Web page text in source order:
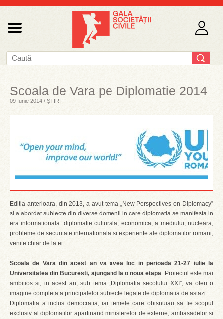
Scoala de Vara pe Diplomatie 2014
09 Iunie 2014 / ȘTIRI
Editia anterioara, din 2013, a avut tema „New Perspectives on Diplomacy”
si a abordat subiecte din diverse domenii in care diplomatia se manifesta in
era informationala: diplomatie culturala, economica, a mediului, nucleara,
probleme de securitate internationala si experiente ale diplomatilor romani,
venite chiar de la ei.
Scoala de Vara din acest an va avea loc in perioada 21-27 iulie la
Universitatea din Bucuresti, ajungand la o noua etapa. Proiectul este mai
ambitios si, in acest an, sub tema „Diplomatia secolului XXI”, va oferi o
imagine completa a principalelor subiecte legate de diplomatia de astazi.
Diplomatia a inclus democratia, iar temele care obisnuiau sa fie scopul
exclusiv al diplomatilor apartinand ministerelor de externe, ambasadelor si